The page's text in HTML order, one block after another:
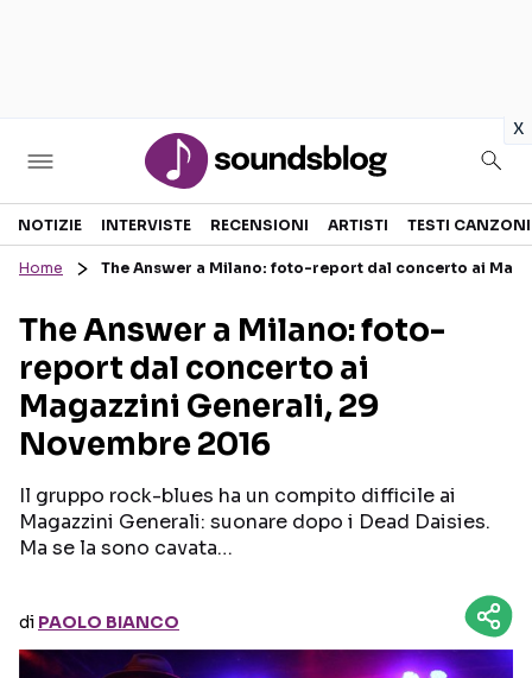
x
Sezioni
RECENSIONI MUSICALI
INTERVISTE
GOSSIP E CURIOSITÀ
TESTI CANZONI
TOUR ED EVENTI
TALENT SHOW
NOTIZIE INTERVISTE RECENSIONI ARTISTI TESTI CANZONI
Home The Answer a Milano: foto-report dal concerto ai
The Answer a Milano: foto-
report dal concerto ai
Magazzini Generali, 29
Novembre 2016
Il gruppo rock-blues ha un compito difficile ai
Magazzini Generali: suonare dopo i Dead Daisies.
Ma se la sono cavata…
di PAOLO BIANCO